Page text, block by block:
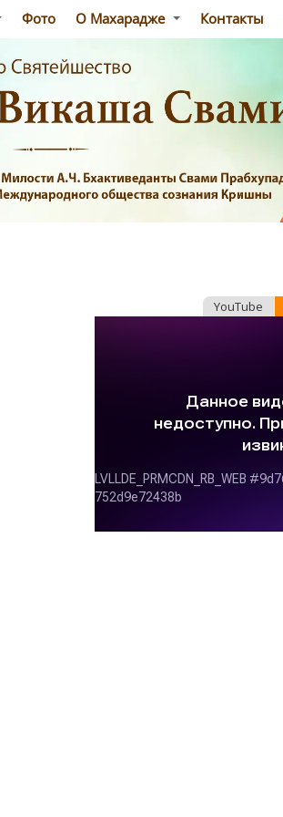
Фото О Махарадже Контакты
YouTube